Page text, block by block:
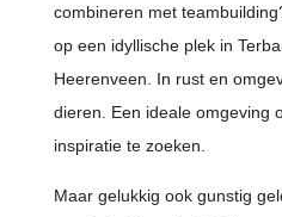
combineren met
op een idyllische plek in
Heerenveen. In rust en
dieren. Een ideale omgeving
inspiratie te zoeken.
Maar gelukkig ook gunstig